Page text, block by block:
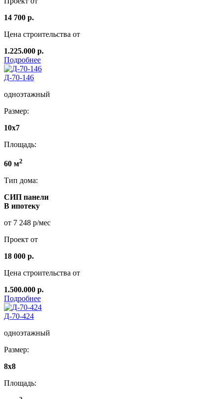
14 700 р.
Цена строительства от
1.225.000 р.
Подробнее
Д-70-146
одноэтажный
Размер:
10х7
Площадь:
60 м2
Тип дома:
СИП панели
В ипотеку
от 7 248 р/мес
Проект от
18 000 р.
Цена строительства от
1.500.000 р.
Подробнее
Д-70-424
одноэтажный
Размер:
8х8
Площадь: